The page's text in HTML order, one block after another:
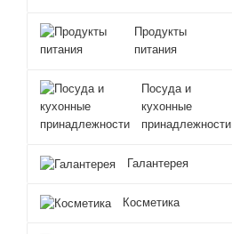
Продукты
питания
Посуда и
кухонные
принадлежности
Галантерея
Косметика